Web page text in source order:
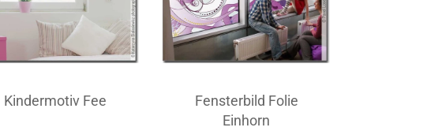
Kindermotiv Fee
Fensterbild Folie
Einhorn